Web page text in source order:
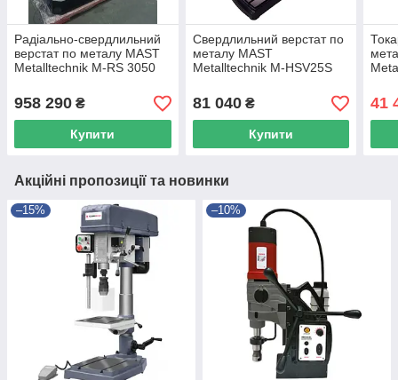
Радіально-свердлильний
верстат по металу MAST
Metalltechnik M-RS 3050
958 290 ₴
Купити
Свердлильний верстат по
металу MAST
Metalltechnik M-HSV25S
81 040₴
Купити
41
Акційні пропозиції та новинки
–15% –10%